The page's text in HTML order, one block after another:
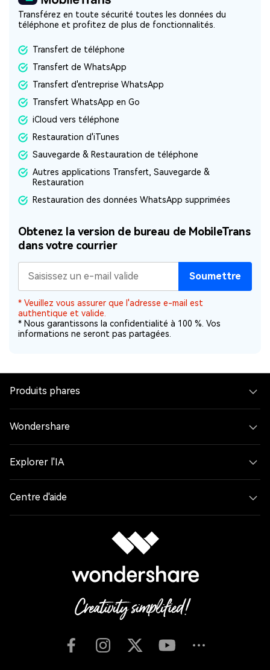
Transférez en toute sécurité toutes les données du
téléphone et profitez de plus de fonctionnalités.
Transfert de téléphone
Transfert de WhatsApp
Transfert d'entreprise WhatsApp
Transfert WhatsApp en Go
iCloud vers téléphone
Restauration d'iTunes
Sauvegarde & Restauration de téléphone
Autres applications Transfert, Sauvegarde &
Restauration
Restauration des données WhatsApp supprimées
Obtenez la version de bureau de MobileTrans
dans votre courrier
Soumettre
* Veuillez vous assurer que l'adresse e-mail est
authentique et valide.
* Nous garantissons la confidentialité à 100 %. Vos
informations ne seront pas partagées.
Produits phares
Wondershare
Explorer l'IA
Centre d'aide